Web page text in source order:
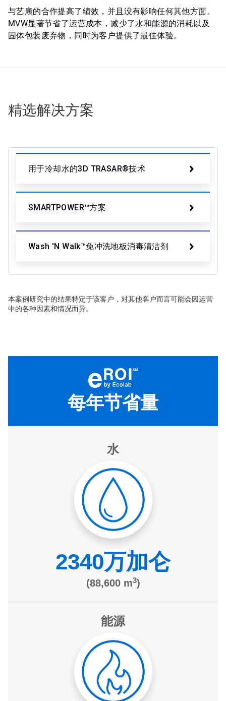
与艺康的合作提高了绩效，并且没有影响任何其他方面。
MVW显著节省了运营成本，减少了水和能源的消耗以及
固体包装废弃物，同时为客户提供了最佳体验。
精选解决方案
用于冷却水的3D TRASAR®技术
SMARTPOWER™方案
Wash 'N Walk™免冲洗地板消毒清洁剂
本案例研究中的结果特定于该客户，对其他客户而言可能会因运营
中的各种因素和情况而异。